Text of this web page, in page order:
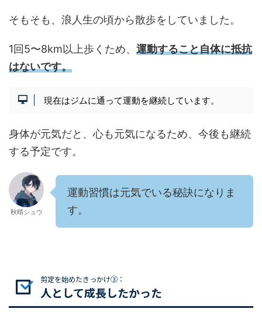
そもそも、浪人生の頃から散歩をしていました。
1回5〜8km以上歩くため、 運動すること自体に抵抗
はないです。
現在はジムに通って運動を継続しています。
身体が元気だと、心も元気になるため、今後も継続
する予定です。
秋晴シュウ
運動習慣は元気でいる秘訣になりま
す。
剪定を始めたきっかけ③：
人として成長したかった